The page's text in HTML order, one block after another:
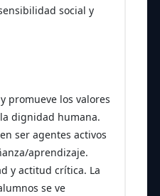
social y
promueve los valores
dignidad humana.
ser agentes activos
aprendizaje.
y actitud crítica. La
se ve